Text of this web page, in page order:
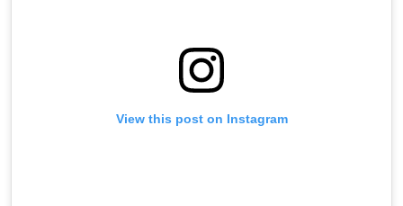
View this post on Instagram